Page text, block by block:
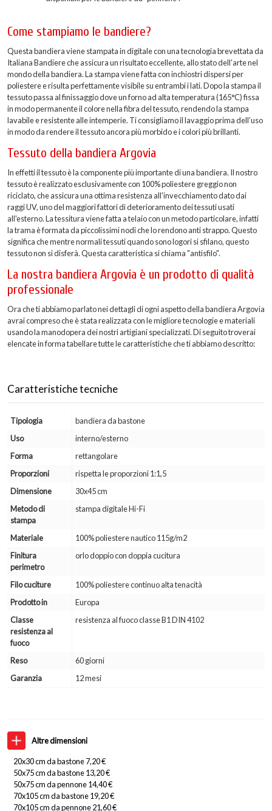
Altre dimensioni
20x30 cm da bastone 7,20 €
50x75 cm da bastone 13,20 €
50x75 cm da pennone 14,40 €
70x105 cm da bastone 19,20 €
70x105 cm da pennone 21,60 €
Come stampiamo le bandiere?
Questa bandiera viene stampata in digitale con una tecnologia brevettata da
Italiana Bandiere che assicura un risultato eccellente, allo stato dell’arte nel
mondo della bandiera. La stampa viene fatta con inchiostri dispersi per
poliestere e risulta perfettamente visibile su entrambi i lati. Dopo la stampa il
tessuto passa al finissaggio dove un forno ad alta temperatura (165°C) fissa
in modo permanente il colore nella fibra del tessuto, rendendo la stampa
lavabile e resistente alle intemperie. Ti consigliamo il lavaggio prima dell’uso
in modo da rendere il tessuto ancora più morbido e i colori più brillanti.
Tessuto della bandiera Argovia
In effetti il tessuto è la componente più importante di una bandiera. Il nostro
tessuto è realizzato esclusivamente con 100% poliestere greggio non
riciclato, che assicura una ottima resistenza all'invecchiamento dato dai
raggi UV, uno del maggiori fattori di deterioramento dei tessuti usati
all'esterno. La tessitura viene fatta a telaio con un metodo particolare, infatti
la trama è formata da piccolissimi nodi che lo rendono anti strappo. Questo
significa che mentre normali tessuti quando sono logori si sfilano, questo
tessuto non si disferà. Questa caratteristica si chiama "antisfilo".
La nostra bandiera Argovia è un prodotto di qualità
professionale
Ora che ti abbiamo parlato nei dettagli di ogni aspetto della bandiera Argovia
avrai compreso che è stata realizzata con le migliore tecnologie e materiali
usando la manodopera dei nostri artigiani specializzati. Di seguito troverai
elencate in forma tabellare tutte le caratteristiche che ti abbiamo descritto:
Caratteristiche tecniche
Tipologia
bandiera da bastone
Uso
interno/esterno
Forma
rettangolare
Proporzioni
rispetta le proporzioni 1:1,5
Dimensione
30x45 cm
Metodo di
stampa
stampa digitale Hi-Fi
Materiale
100% poliestere nautico 115g/m2
Finitura
perimetro
orlo doppio con doppia cucitura
Filo cuciture
100% poliestere continuo alta tenacità
Prodotto in
Europa
Classe
resistenza al
fuoco
resistenza al fuoco classe B1 DIN 4102
Reso
60 giorni
Garanzia
12 mesi